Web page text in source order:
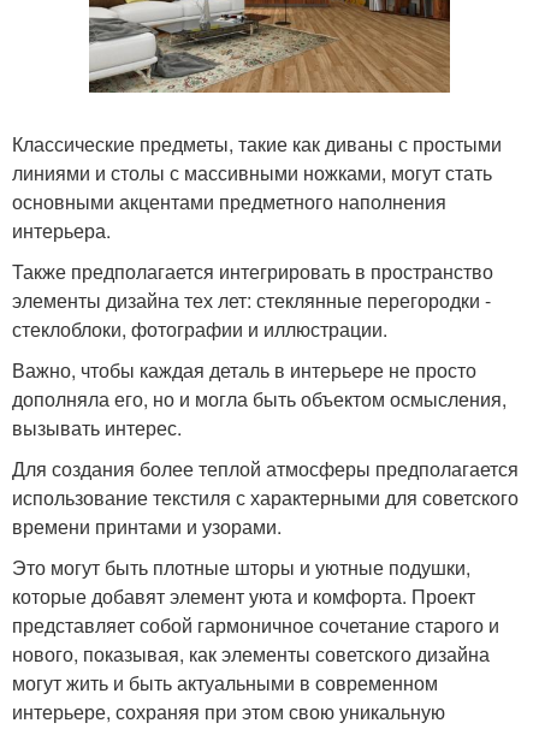
Классические предметы, такие как диваны с простыми
линиями и столы с массивными ножками, могут стать
основными акцентами предметного наполнения
интерьера.
Также предполагается интегрировать в пространство
элементы дизайна тех лет: стеклянные перегородки -
стеклоблоки, фотографии и иллюстрации.
Важно, чтобы каждая деталь в интерьере не просто
дополняла его, но и могла быть объектом осмысления,
вызывать интерес.
Для создания более теплой атмосферы предполагается
использование текстиля с характерными для советского
времени принтами и узорами.
Это могут быть плотные шторы и уютные подушки,
которые добавят элемент уюта и комфорта. Проект
представляет собой гармоничное сочетание старого и
нового, показывая, как элементы советского дизайна
могут жить и быть актуальными в современном
интерьере, сохраняя при этом свою уникальную